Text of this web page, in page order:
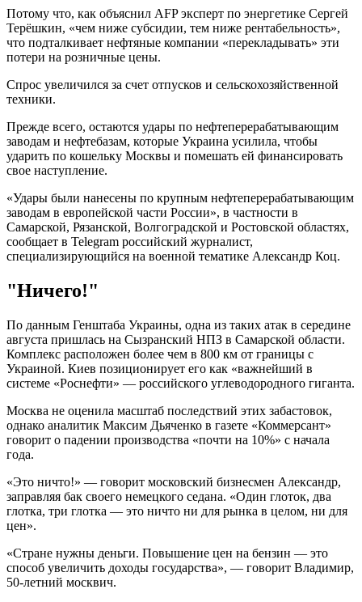
Потому что, как объяснил AFP эксперт по энергетике Сергей
Терёшкин, «чем ниже субсидии, тем ниже рентабельность»,
что подталкивает нефтяные компании «перекладывать» эти
потери на розничные цены.
Спрос увеличился за счет отпусков и сельскохозяйственной
техники.
Прежде всего, остаются удары по нефтеперерабатывающим
заводам и нефтебазам, которые Украина усилила, чтобы
ударить по кошельку Москвы и помешать ей финансировать
свое наступление.
«Удары были нанесены по крупным нефтеперерабатывающим
заводам в европейской части России», в частности в
Самарской, Рязанской, Волгоградской и Ростовской областях,
сообщает в Telegram российский журналист,
специализирующийся на военной тематике Александр Коц.
"Ничего!"
По данным Генштаба Украины, одна из таких атак в середине
августа пришлась на Сызранский НПЗ в Самарской области.
Комплекс расположен более чем в 800 км от границы с
Украиной. Киев позиционирует его как «важнейший в
системе «Роснефти» — российского углеводородного гиганта.
Москва не оценила масштаб последствий этих забастовок,
однако аналитик Максим Дьяченко в газете «Коммерсант»
говорит о падении производства «почти на 10%» с начала
года.
«Это ничто!» — говорит московский бизнесмен Александр,
заправляя бак своего немецкого седана. «Один глоток, два
глотка, три глотка — это ничто ни для рынка в целом, ни для
цен».
«Стране нужны деньги. Повышение цен на бензин — это
способ увеличить доходы государства», — говорит Владимир,
50-летний москвич.